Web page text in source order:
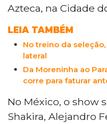
Azteca, na Cidade
LEIA TAMBÉM
No treino da
lateral
Da Moreninha ao
corre para faturar
No México, o show
Shakira, Alejandro